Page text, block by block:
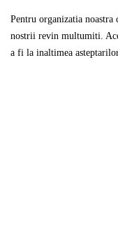
Pentru organizatia noastra
nostrii revin multumiti.
a fi la inaltimea